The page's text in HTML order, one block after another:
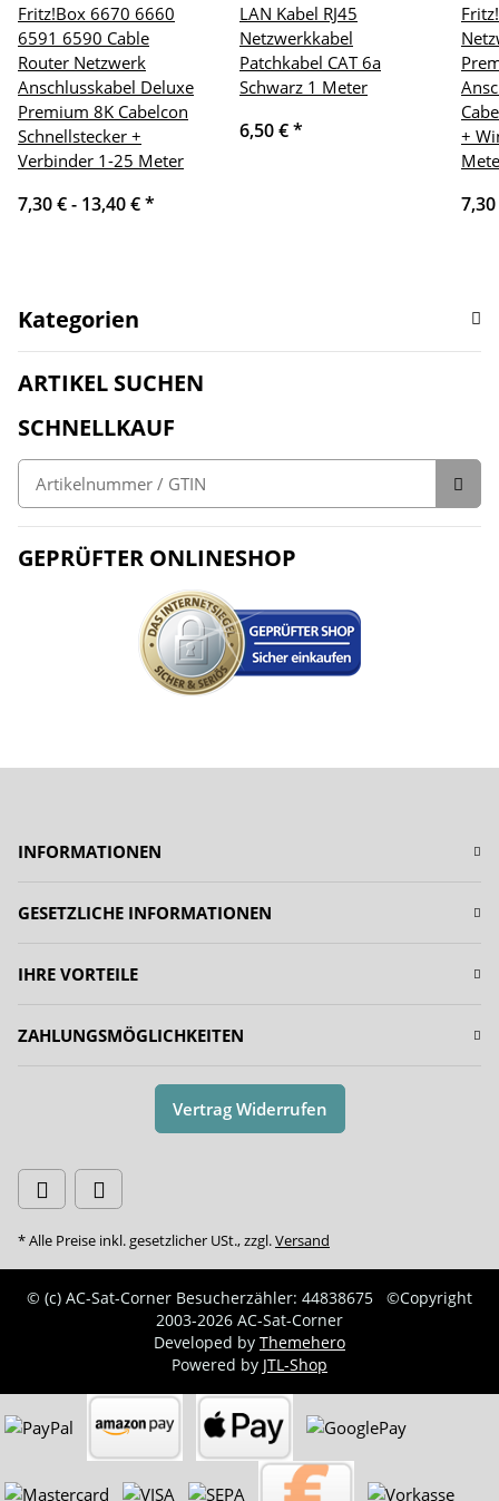
Fritz!Box 6670 6660
6591 6590 Cable
Router Netzwerk
Anschlusskabel Deluxe
Premium 8K Cabelcon
Schnellstecker +
Verbinder 1-25 Meter
7,30 € - 13,40 €*
LAN Kabel RJ45
Netzwerkkabel
Patchkabel CAT 6a
Schwarz 1 Meter
6,50 €*
+
Kategorien
ARTIKEL SUCHEN
SCHNELLKAUF
GEPRÜFTER ONLINESHOP
INFORMATIONEN
GESETZLICHE INFORMATIONEN
IHRE VORTEILE
ZAHLUNGSMÖGLICHKEITEN
Vertrag Widerrufen
* Alle Preise inkl. gesetzlicher USt., zzgl.Versand
© (c) AC-Sat-Corner Besucherzähler: 44838675
©Copyright
2003-2026 AC-Sat-Corner
Developed by Themehero
Powered by JTL-Shop